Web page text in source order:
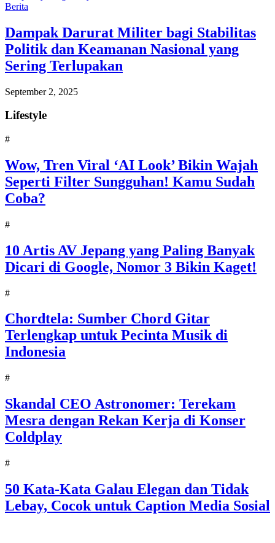
Berita
Dampak Darurat Militer bagi Stabilitas
Politik dan Keamanan Nasional yang
Sering Terlupakan
September 2, 2025
Lifestyle
#
Wow, Tren Viral ‘AI Look’ Bikin Wajah
Seperti Filter Sungguhan! Kamu Sudah
Coba?
#
10 Artis AV Jepang yang Paling Banyak
Dicari di Google, Nomor 3 Bikin Kaget!
#
Chordtela: Sumber Chord Gitar
Terlengkap untuk Pecinta Musik di
Indonesia
#
Skandal CEO Astronomer: Terekam
Mesra dengan Rekan Kerja di Konser
Coldplay
#
50 Kata-Kata Galau Elegan dan Tidak
Lebay, Cocok untuk Caption Media Sosial